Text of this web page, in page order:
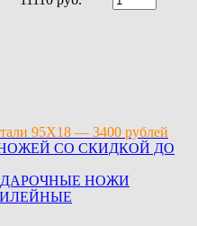
95Х18 — 3400 рублей
СО СКИДКОЙ ДО
НОЖИ